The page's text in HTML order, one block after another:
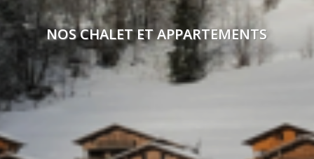
NOS CHALET ET APPARTEMENTS